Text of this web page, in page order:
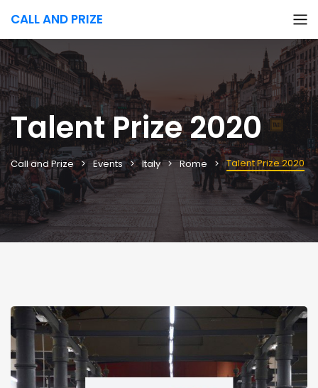
CALL AND PRIZE
Talent Prize 2020
Call and Prize Events Italy Rome Talent Prize 2020